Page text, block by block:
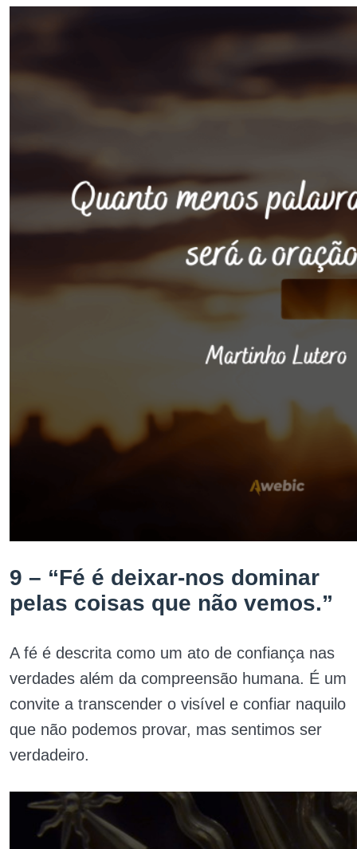
9 – “Fé é deixar-nos dominar
pelas coisas que não vemos.”
A fé é descrita como um ato de confiança nas
verdades além da compreensão humana. É um
convite a transcender o visível e confiar naquilo
que não podemos provar, mas sentimos ser
verdadeiro.